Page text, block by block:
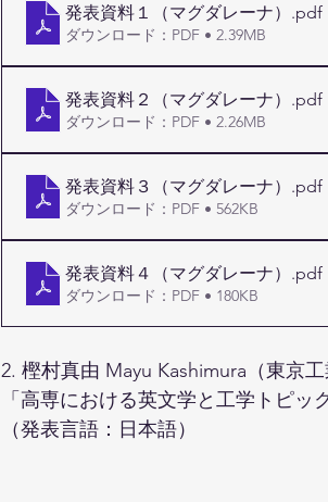
発表資料１（マグダレーナ） .pdf
ダウンロード：PDF • 2.39MB
発表資料２（マグダレーナ） .pdf
ダウンロード：PDF • 2.26MB
発表資料３（マグダレーナ） .pdf
ダウンロード：PDF • 562KB
発表資料４（マグダレーナ） .pdf
ダウンロード：PDF • 180KB
2. 樫村真由 Mayu Kashimura（東京工
「高専における英文学と工学トピッ
（発表言語：日本語）